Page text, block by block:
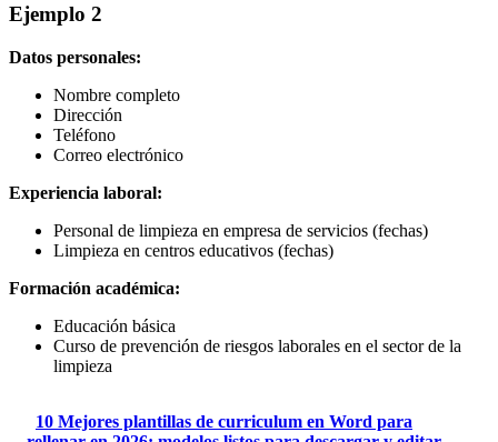
Ejemplo 2
Datos personales:
Nombre completo
Dirección
Teléfono
Correo electrónico
Experiencia laboral:
Personal de limpieza en empresa de servicios (fechas)
Limpieza en centros educativos (fechas)
Formación académica:
Educación básica
Curso de prevención de riesgos laborales en el sector de la
limpieza
10 Mejores plantillas de curriculum en Word para